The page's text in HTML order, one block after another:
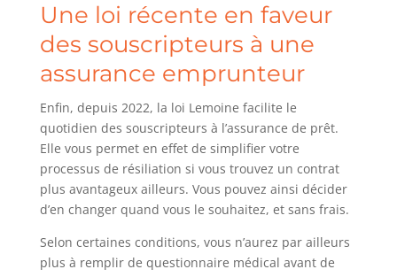
Une loi récente en faveur
des souscripteurs à une
assurance emprunteur
Enfin, depuis 2022, la loi Lemoine facilite le
quotidien des souscripteurs à l’assurance de prêt.
Elle vous permet en effet de simplifier votre
processus de résiliation si vous trouvez un contrat
plus avantageux ailleurs. Vous pouvez ainsi décider
d’en changer quand vous le souhaitez, et sans frais.
Selon certaines conditions, vous n’aurez par ailleurs
plus à remplir de questionnaire médical avant de